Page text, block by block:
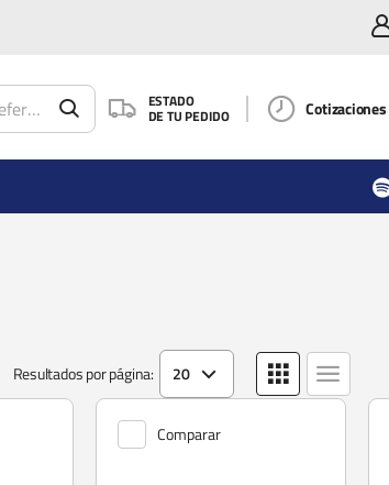
ESTADO
DE TU PEDIDO Cotizaciones
Resultados por página: 20
Comparar